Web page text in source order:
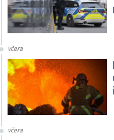
včera
včera